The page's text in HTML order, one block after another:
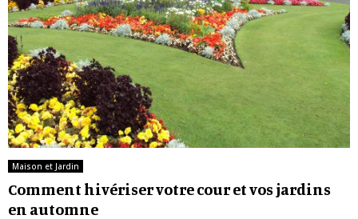
Maison et Jardin
Comment hivériser votre cour et vos jardins
en automne